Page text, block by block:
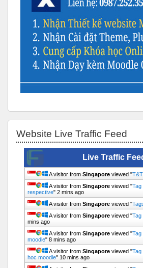
Website Live Traffic Feed
Live Traffic
A visitor from Singapore viewed "
A visitor from Singapore viewed "Tag
respective" 2 mins ago
A visitor from Singapore viewed "
A visitor from Singapore viewed "Tag
mins ago
A visitor from Singapore viewed "Tag
moodle" 8 mins ago
A visitor from Singapore viewed "Tag
hoc moodle" 10 mins ago